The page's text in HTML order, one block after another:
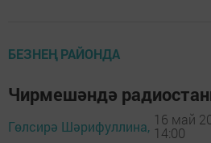
БЕЗНЕҢ РАЙОНДА
Чирмешәндә
Гөлсирә Шәрифуллина, 16 май
14:00